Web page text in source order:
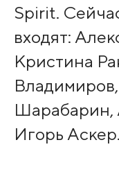
Spirit.
входят:
Кристина
Шарабарин,
Игорь Аскер.